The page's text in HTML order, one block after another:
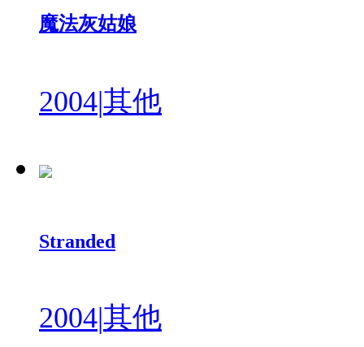
魔法灰姑娘
2004|其他
Stranded
2004|其他